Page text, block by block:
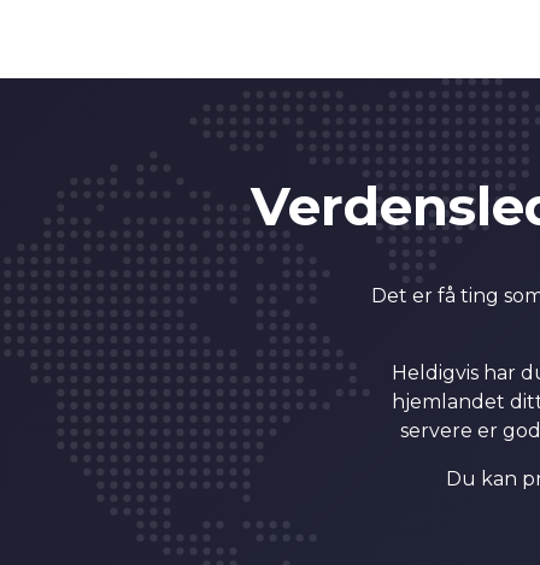
Det er få ting
Heldigvis har
hjemlandet
servere er
Du kan
6
7
8
0
1
2
3
4
5